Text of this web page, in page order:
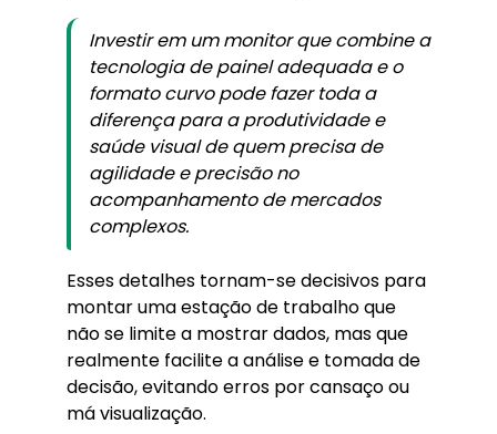
Investir em um monitor que combine a
tecnologia de painel adequada e o
formato curvo pode fazer toda a
diferença para a produtividade e
saúde visual de quem precisa de
agilidade e precisão no
acompanhamento de mercados
complexos.
Esses detalhes tornam-se decisivos para
montar uma estação de trabalho que
não se limite a mostrar dados, mas que
realmente facilite a análise e tomada de
decisão, evitando erros por cansaço ou
má visualização.